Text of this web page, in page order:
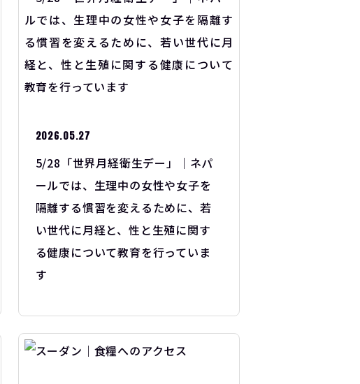
2026.05.27
5/28「世界月経衛生デー」｜ネパ
ールでは、生理中の女性や女子を
隔離する慣習を変えるために、若
い世代に月経と、性と生殖に関す
る健康について教育を行っていま
す